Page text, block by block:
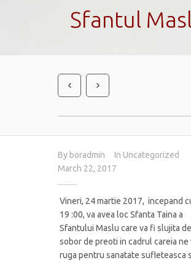
Sfantul
By boradmin In Uncategorized
March 22, 2017
Vineri, 24 martie 2017, incepand
19 :00, va avea loc Sfanta Taina a
Sfantului Maslu care va fi slujita
sobor de preoti in cadrul careia ne
ruga pentru sanatate sufleteasca